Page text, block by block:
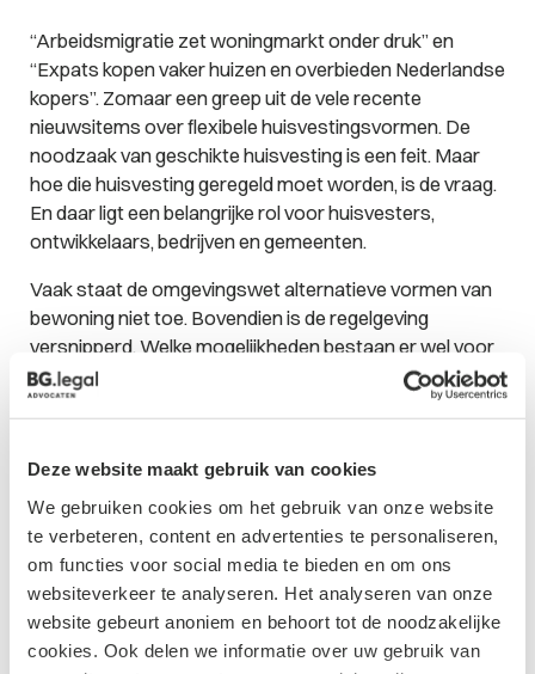
Deze website maakt gebruik van cookies
We gebruiken cookies om het gebruik van onze website
te verbeteren, content en advertenties te personaliseren,
om functies voor social media te bieden en om ons
websiteverkeer te analyseren. Het analyseren van onze
website gebeurt anoniem en behoort tot de noodzakelijke
cookies. Ook delen we informatie over uw gebruik van
“Arbeidsmigratie zet woningmarkt onder druk” en
“Expats kopen vaker huizen en overbieden Nederlandse
kopers”. Zomaar een greep uit de vele recente
nieuwsitems over flexibele huisvestingsvormen. De
noodzaak van geschikte huisvesting is een feit. Maar
hoe die huisvesting geregeld moet worden, is de vraag.
En daar ligt een belangrijke rol voor huisvesters,
ontwikkelaars, bedrijven en gemeenten.
Vaak staat de omgevingswet alternatieve vormen van
bewoning niet toe. Bovendien is de regelgeving
versnipperd. Welke mogelijkheden bestaan er wel voor
het huisvesten van arbeidsmigranten of expats?
Kamerverhuur en splitsing is een steeds vaker gehoord
ontwikkelaar of verhuurder rekening mee houden bij dat
op dat vlak nieuwe inzichten?
Binnen het huurrecht is bovendien veel veranderd en
fiscale regels spelen een belangrijke rol bij de
investeringsbeslissing. In ons seminar gaat wij in op de
mogelijkheden van kamerverhuur en flexibele